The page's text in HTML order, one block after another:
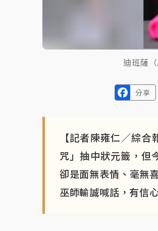
迪班薩
分享
【記者陳雍仁／綜
咒」抽中狀元籤，但
卻是面無表情、毫無
巫師輸誠喊話，有信